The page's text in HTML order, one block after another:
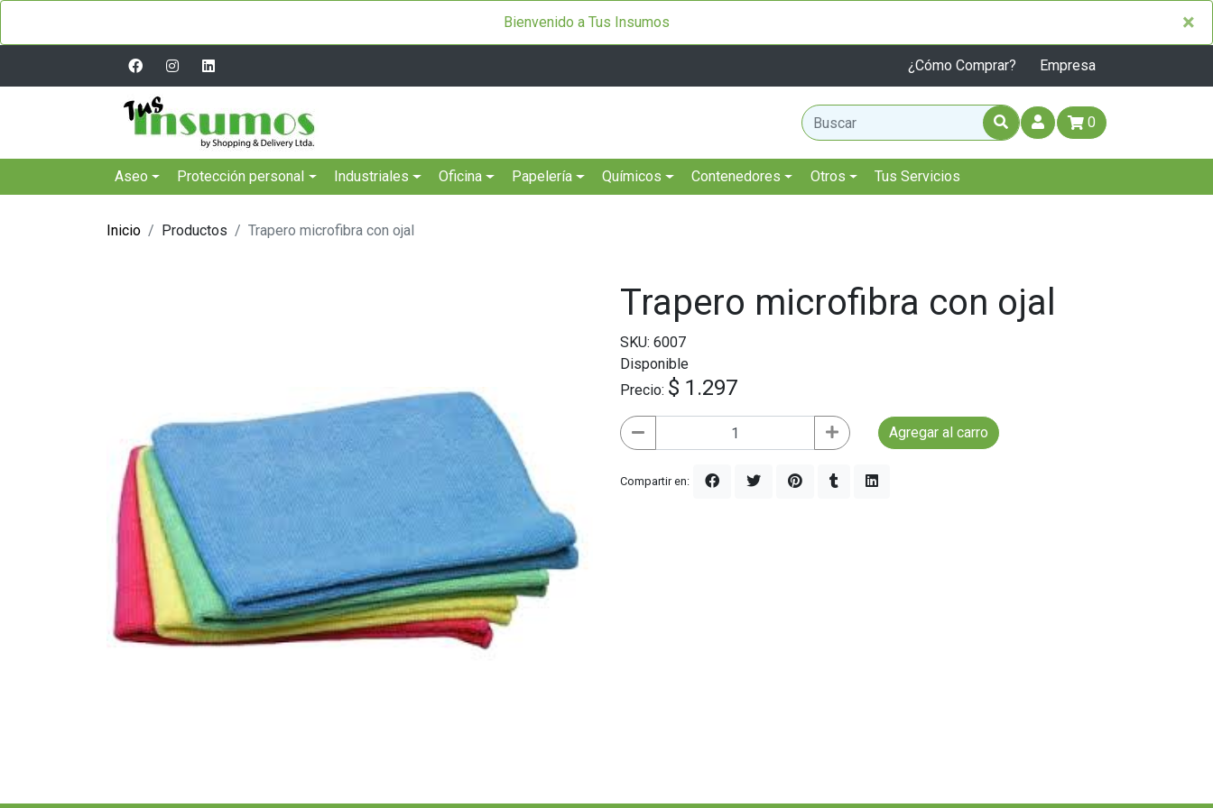
Bienvenido a Tus Insumos ×
×
¿Cómo Comprar? Empresa
0
Aseo Protección personal Industriales Oficina Papelería Químicos Contenedores Otros Tus Servicios
Inicio Productos Trapero microfibra con ojal
Trapero microfibra con ojal
SKU: 6007
Disponible
Precio: $ 1.297
Agregar al carro
Compartir en: